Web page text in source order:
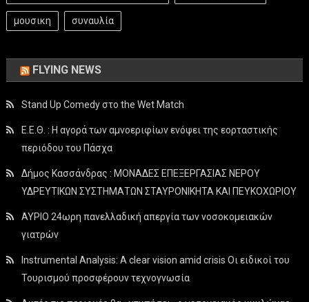
μουσικη συναυλία
FLYING NEWS
Stand Up Comedy στο the Wet Match
Ε.Ε.Θ. : Η αγορά των αμνοεριφίων ενόψει της εορταστικής
περιόδου του Πάσχα
Δήμος Κασσάνδρας : ΜΟΝΑΔΕΣ ΕΠΕΞΕΡΓΑΣΙΑΣ ΝΕΡΟΥ
ΥΔΡΕΥΤΙΚΩΝ ΣΥΣΤΗΜΑΤΩΝ ΣΤΑΥΡΟΝΙΚΗΤΑ ΚΑΙ ΠΕΥΚΟΧΩΡΙΟΥ
ΑΥΡΙΟ 24ωρη πανελλαδική απεργία των νοσοκομειακών
γιατρών
Instrumental Analysis: A clear vision amid crisis Οι ειδικοί του
Τουρισμού προσφέρουν τεχνογνωσία